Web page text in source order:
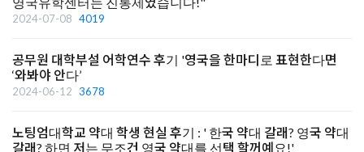
2024-07-08 4019
공무원 대학부설 어학연수 후기 '영국을 한마디로 표현한다면
‘와봐야 안다’
2024-06-12 3678
노팅엄대학교 약대 학생 현실 후기 : ' 한국 약대 갈래? 영국 약대
갈래? 하면 저는 무조건 영국 약대를 선택 할꺼예요!'